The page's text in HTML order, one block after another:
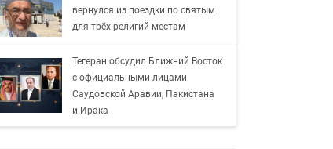
вернулся из поездки по святым
для трёх религий местам
Тегеран обсудил Ближний Восток
с официальными лицами
Саудовской Аравии, Пакистана
и Ирака